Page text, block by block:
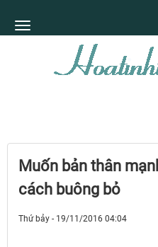
Muốn bản thân
cách buông bỏ
Thứ bảy - 19/11/2016 04:04